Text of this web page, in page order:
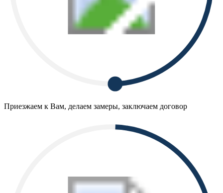
Приезжаем к Вам, делаем замеры, заключаем договор